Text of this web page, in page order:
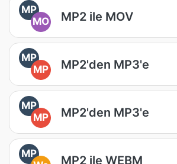
MP
MO
MP2 ile MOV
MP
MP
MP2'den MP3'e
MP
MP
MP2'den MP3'e
MP
MP2 ile WEBM